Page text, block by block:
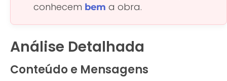
conhecem bem a obra.
Análise Detalhada
Conteúdo e Mensagens